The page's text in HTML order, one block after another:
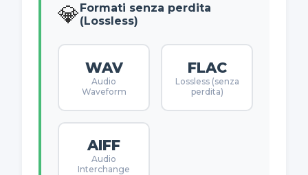
💎Formati senza perdita
(Lossless)
WAV
Audio
Waveform
FLAC
Lossless (senza
perdita)
AIFF
Audio
Interchange